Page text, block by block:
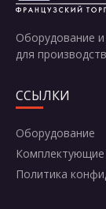
Оборудование
для
ССЫЛКИ
Оборудование
Комплектующие
Политика